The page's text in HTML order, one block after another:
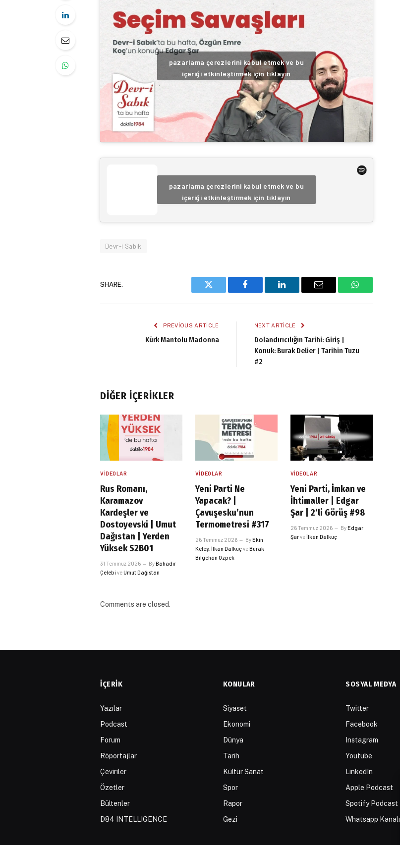
pazarlama çerezlerini kabul etmek ve bu
içeriği etkinleştirmek için tıklayın
pazarlama çerezlerini kabul etmek ve bu
içeriği etkinleştirmek için tıklayın
Devr-i Sabık
SHARE.
Twitter Facebook LinkedIn Email WhatsApp
PREVIOUS ARTICLE
Kürk Mantolu Madonna
NEXT ARTICLE
Dolandırıcılığın Tarihi: Giriş |
Konuk: Burak Delier | Tarihin Tuzu
#2
DIĞER İÇERIKLER
VIDEOLAR
Rus Romanı,
Karamazov
Kardeşler ve
Dostoyevski | Umut
Dağıstan | Yerden
Yüksek S2B01
31 Temmuz 2026 ByBahadır
Çelebi veUmut Dağıstan
VIDEOLAR
Yeni Parti Ne
Yapacak? |
Çavuşesku’nun
Termometresi #317
26 Temmuz 2026 ByEkin
Keleş, İlkan DalkuçveBurak
Bilgehan Özpek
VIDEOLAR
Yeni Parti, İmkan ve
İhtimaller | Edgar
Şar | 2’li Görüş #98
26 Temmuz 2026 ByEdgar
Şarveİlkan Dalkuç
Comments are closed.
İÇERIK
Yazılar
Podcast
Forum
Röportajlar
Çeviriler
Özetler
Bültenler
D84 INTELLIGENCE
KONULAR
Siyaset
Ekonomi
Dünya
Tarih
Kültür Sanat
Spor
Rapor
Gezi
SOSYAL MEDYA
Twitter
Facebook
Instagram
Youtube
LinkedIn
Apple Podcast
Spotify Podcast
Whatsapp Kanalı